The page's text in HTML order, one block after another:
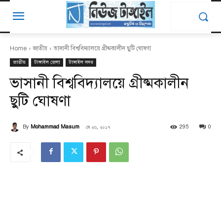
Home জাতীয় ভাসানী বিশ্ববিদ্যালয়ে গ্রীষ্মকালীন ছুটি ঘোষণা
জাতীয় টাঙ্গাইল জেলা টাঙ্গাইল সদর
ভাসানী বিশ্ববিদ্যালয়ে গ্রীষ্মকালীন
ছুটি ঘোষণা
By Mohammad Masum মে ২৩, ২০১৭ 0
295